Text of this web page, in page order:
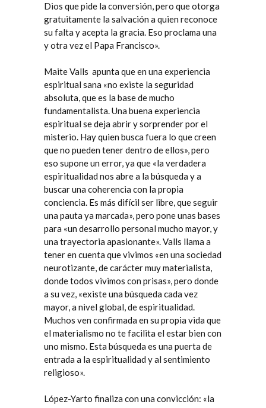
Dios que pide la conversión, pero que otorga
gratuitamente la salvación a quien reconoce
su falta y acepta la gracia. Eso proclama una
y otra vez el Papa Francisco».
Maite Valls apunta que en una experiencia
espiritual sana «no existe la seguridad
absoluta, que es la base de mucho
fundamentalista. Una buena experiencia
espiritual se deja abrir y sorprender por el
misterio. Hay quien busca fuera lo que creen
que no pueden tener dentro de ellos», pero
eso supone un error, ya que «la verdadera
espiritualidad nos abre a la búsqueda y a
buscar una coherencia con la propia
conciencia. Es más difícil ser libre, que seguir
una pauta ya marcada», pero pone unas bases
para «un desarrollo personal mucho mayor, y
una trayectoria apasionante». Valls llama a
tener en cuenta que vivimos «en una sociedad
neurotizante, de carácter muy materialista,
donde todos vivimos con prisas», pero donde
a su vez, «existe una búsqueda cada vez
mayor, a nivel global, de espiritualidad.
Muchos ven confirmada en su propia vida que
el materialismo no te facilita el estar bien con
uno mismo. Esta búsqueda es una puerta de
entrada a la espiritualidad y al sentimiento
religioso».
López-Yarto finaliza con una convicción: «la